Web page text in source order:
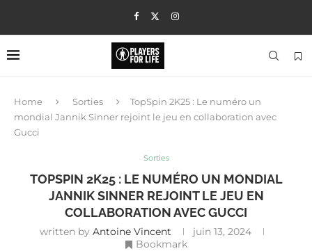
Home Sorties
TopSpin 2K25 : Le numéro un
mondial Jannik Sinner rejoint le jeu en collaboration avec
Gucci
Sorties
TOPSPIN 2K25 : LE NUMÉRO UN MONDIAL
JANNIK SINNER REJOINT LE JEU EN
COLLABORATION AVEC GUCCI
written by Antoine Vincent
juin 13, 2024
Bookmark